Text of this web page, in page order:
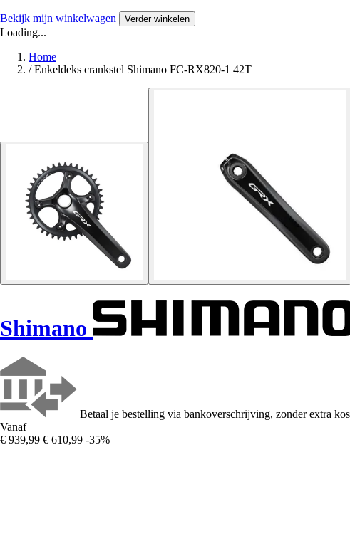
Bekijk mijn winkelwagen Verder winkelen
Loading...
Home
/ Enkeldeks crankstel Shimano FC-RX820-1 42T
Shimano
Betaal je bestelling via bankoverschrijving, zonder extra
Vanaf
€ 939,99 € 610,99 -35%